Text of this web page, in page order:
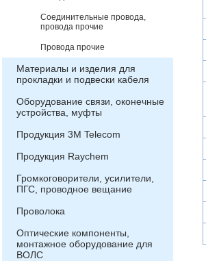
Соединительные провода,
провода прочие
Провода прочие
Материалы и изделия для
прокладки и подвески кабеля
Оборудование связи, оконечные
устройства, муфты
Продукция 3М Telecom
Продукция Raychem
Громкоговорители, усилители,
ПГС, проводное вещание
Проволока
Оптические компоненты,
монтажное оборудование для
ВОЛС